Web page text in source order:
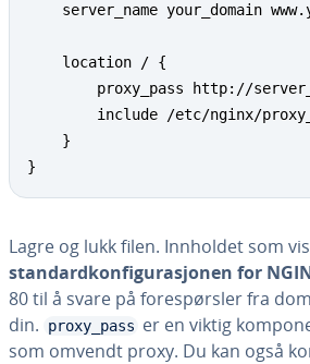
server_name your_domain
    location / {
proxy_pass http://
include /etc/nginx/
    }
}
Lagre og lukk filen. Innholdet som
standardkonfigurasjonen for
80 til å svare på forespørsler fra
din.
proxy_pass er en viktig
som omvendt proxy. Du kan også